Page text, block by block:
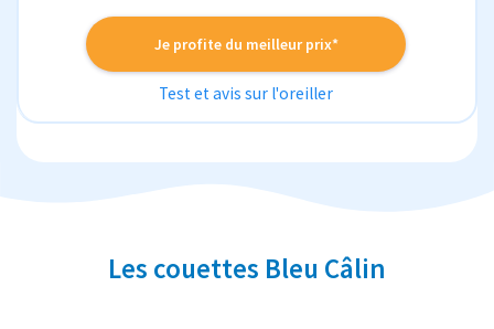
Je profite du meilleur prix*
Test et avis sur l'oreiller
Les couettes Bleu Câlin